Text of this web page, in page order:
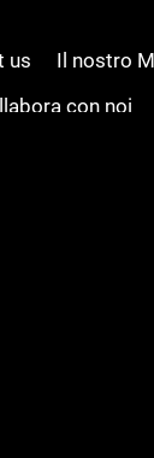
us
Il nostro
con noi